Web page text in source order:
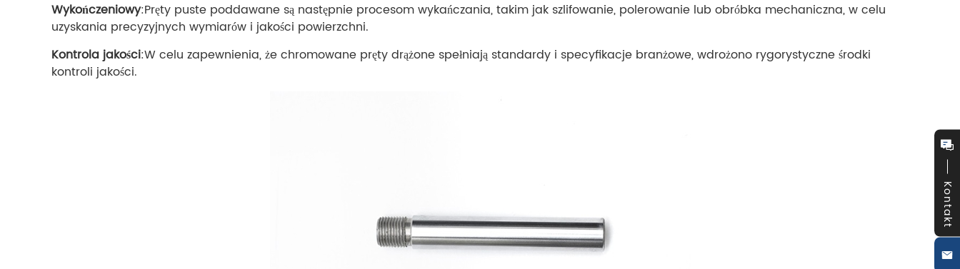
Wykończeniowy:Pręty puste poddawane są następnie procesom wykańczania, takim jak szlifowanie, polerowanie lub obróbka mechaniczna, w celu
uzyskania precyzyjnych wymiarów i jakości powierzchni.
Kontrola jakości:W celu zapewnienia, że ​​chromowane pręty drążone spełniają standardy i specyfikacje branżowe, wdrożono rygorystyczne środki
kontroli jakości.
Kontakt